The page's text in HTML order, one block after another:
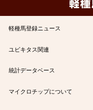
軽種馬登録ニュース
ユビキタス関連
統計データベース
マイクロチップについて